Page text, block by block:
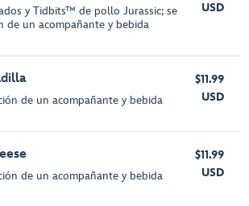
y Tidbits™ de pollo Jurassic; se
de un acompañante y bebida
USD
de un acompañante y bebida
$11.99
USD
de un acompañante y bebida
$11.99
USD